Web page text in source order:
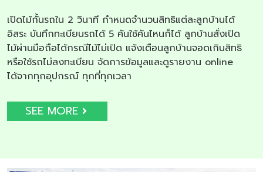
เปิดไม้กั้นรถใน 2 วินาที กำหนดจำนวนสิทธิแต่ละลูกบ้านได้
อิสระ บันทึกทะเบียนรถได้ 5 คันใช้คันไหนก็ได้ ลูกบ้านสั่งเปิด
ไม้ผ่านมือถือได้กรณีไม้ไม่เปิด แจ้งเตือนลูกบ้านจอดเกินสิทธิ
หรือใช้รถไม่ลงทะเบียน จัดการข้อมูลและดูรายงาน online
ได้จากทุกอุปกรณ์ ทุกที่ทุกเวลา
SEE MORE